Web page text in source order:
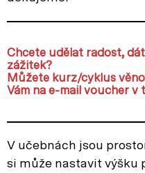
Chcete udělat radost,
zážitek?
Můžete kurz/cyklus
Vám na e-mail voucher v
V učebnách jsou
si může nastavit výšku